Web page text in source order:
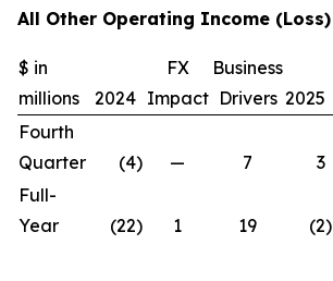
All Other Operating Income (Loss)
$ in
millions
2024
FX
Impact
Business
Drivers 2025
Fourth
Quarter
(4) — 7 3
Full-
Year
(22) 1 19 (2)